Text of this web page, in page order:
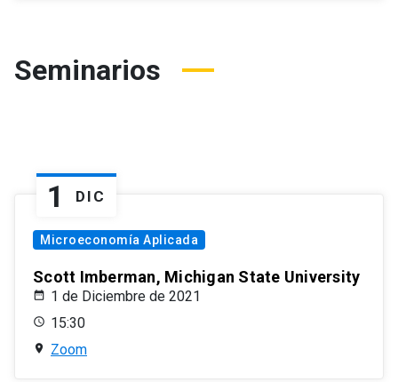
Seminarios
1 DIC
Microeconomía Aplicada
Scott Imberman, Michigan State University
1 de Diciembre de 2021
15:30
Zoom